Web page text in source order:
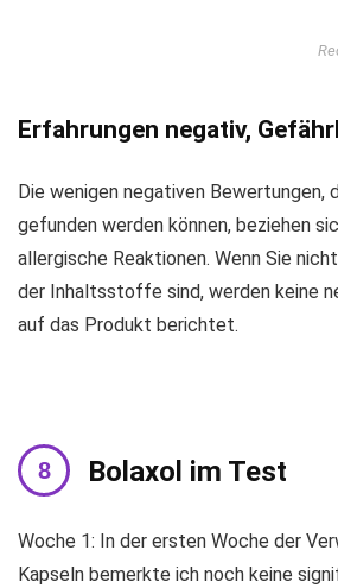
Erfahrungen negativ,
Die wenigen negativen Bewertungen,
gefunden werden können, beziehen
allergische Reaktionen. Wenn Sie
der Inhaltsstoffe sind, werden keine
auf das Produkt berichtet.
Bolaxol im Test
Woche 1: In der ersten Woche der
Kapseln bemerkte ich noch keine